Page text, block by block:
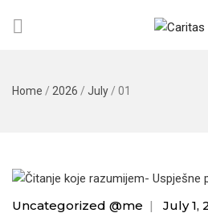
Home / 2026 / July / 01
Uncategorized @me | July 1,